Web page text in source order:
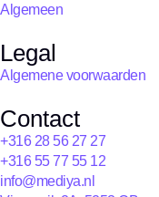
Algemeen
Legal
Algemene voorwaarden
Contact
+316 28 56 27 27
+316 55 77 55 12
info@mediya.nl